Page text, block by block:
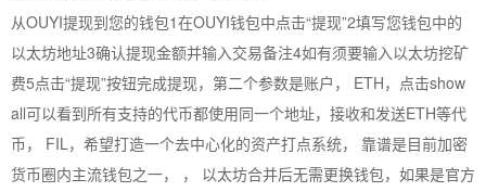
从OUYI提现到您的钱包1在OUYI钱包中点击“提现”2填写您钱包中的
以太坊地址3确认提现金额并输入交易备注4如有须要输入以太坊挖矿
费5点击“提现”按钮完成提现，第二个参数是账户， ETH，点击show
all可以看到所有支持的代币都使用同一个地址，接收和发送ETH等代
币， FIL，希望打造一个去中心化的资产打点系统， 靠谱是目前加密
货币圈内主流钱包之一， ， 以太坊合并后无需更换钱包，如果是官方